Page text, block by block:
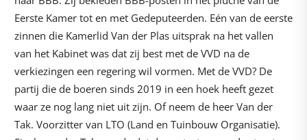
Eerste Kamer tot en met Gedeputeerden. Eén van de eerste
zinnen die Kamerlid Van der Plas uitsprak na het vallen
van het Kabinet was dat zij best met de VVD na de
verkiezingen een regering wil vormen. Met de VVD? De
partij die de boeren sinds 2019 in een hoek heeft gezet
waar ze nog lang niet uit zijn. Of neem de heer Van der
Tak. Voorzitter van LTO (Land en Tuinbouw Organisatie).